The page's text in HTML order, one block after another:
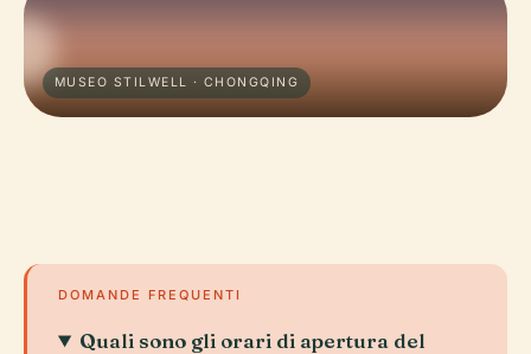
MUSEO STILWELL · CHONGQING
DOMANDE FREQUENTI
Quali sono gli orari di apertura del